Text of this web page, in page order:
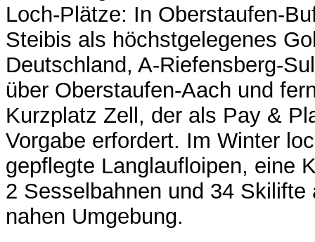
Loch-Plätze: In Oberstaufen-
Steibis als höchstgelegenes
Deutschland, A-Riefensberg-
über Oberstaufen-Aach und
Kurzplatz Zell, der als Pay &
Vorgabe erfordert. Im Winter
gepflegte Langlaufloipen, eine
2 Sesselbahnen und 34 Skilifte
nahen Umgebung.